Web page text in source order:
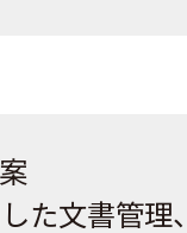
た文書管理